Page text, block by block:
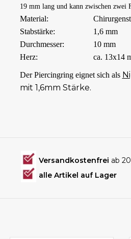
19 mm lang und kann zwischen zwei
Material:
Stabstärke:
1,6 mm
Durchmesser:
10 mm
Herz:
ca. 13x14
Der Piercingring eignet sich als
mit 1,6mm Stärke.
Versandkostenfrei ab
alle Artikel auf Lager